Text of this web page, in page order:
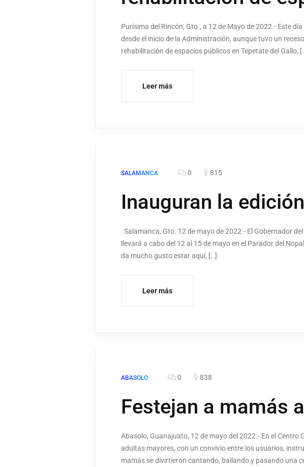
Purísima del Rincón, Gto., a 12 de Mayo de 2022.- Este
desde el inicio de la Administración, aunque tuvo un
rehabilitación de espacios públicos en Tepetate del Gallo,
Leer más
SALAMANCA 0 815
Inauguran la
Salamanca, Gto. 12 de mayo de 2022.- El Gobernador
llevará a cabo del 12 al 15 de mayo en el Parador del
da mucho gusto estar aquí, […]
Leer más
ABASOLO 0 838
Festejan a mamás
Abasolo, Guanajuato, 12 de mayo del 2022.- En el
adultas mayores, con un convivio entre los usuarios,
mamás se divirtieron cantando, bailando y pasando una